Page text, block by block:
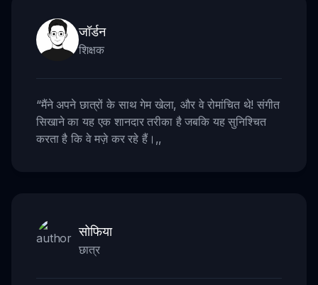
जॉर्डन
शिक्षक
“मैंने अपने छात्रों के साथ गेम खेला, और वे रोमांचित थे! संगीत
सिखाने का यह एक शानदार तरीका है जबकि यह सुनिश्चित
करता है कि वे मज़े कर रहे हैं। ,,
सोफिया
छात्र